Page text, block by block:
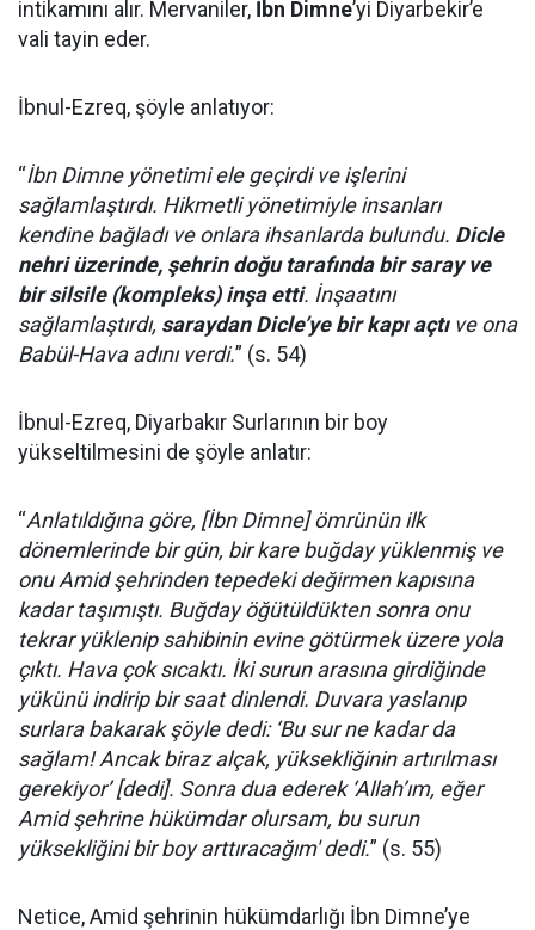
intikamını alır. Mervaniler, İbn Dimne’yi Diyarbekir’e
vali tayin eder.
İbnul-Ezreq, şöyle anlatıyor:
“İbn Dimne yönetimi ele geçirdi ve işlerini
sağlamlaştırdı. Hikmetli yönetimiyle insanları
kendine bağladı ve onlara ihsanlarda bulundu. Dicle
nehri üzerinde, şehrin doğu tarafında bir saray ve
bir silsile (kompleks) inşa etti. İnşaatını
sağlamlaştırdı, saraydan Dicle’ye bir kapı açtıve ona
Babül-Hava adını verdi.” (s. 54)
İbnul-Ezreq, Diyarbakır Surlarının bir boy
yükseltilmesini de şöyle anlatır:
“Anlatıldığına göre, [İbn Dimne] ömrünün ilk
dönemlerinde bir gün, bir kare buğday yüklenmiş ve
onu Amid şehrinden tepedeki değirmen kapısına
kadar taşımıştı. Buğday öğütüldükten sonra onu
tekrar yüklenip sahibinin evine götürmek üzere yola
çıktı. Hava çok sıcaktı. İki surun arasına girdiğinde
yükünü indirip bir saat dinlendi. Duvara yaslanıp
surlara bakarak şöyle dedi: ‘Bu sur ne kadar da
sağlam! Ancak biraz alçak, yüksekliğinin artırılması
gerekiyor’ [dedi]. Sonra dua ederek ‘Allah’ım, eğer
Amid şehrine hükümdar olursam, bu surun
yüksekliğini bir boy arttıracağım' dedi.” (s. 55)
Netice, Amid şehrinin hükümdarlığı İbn Dimne’ye